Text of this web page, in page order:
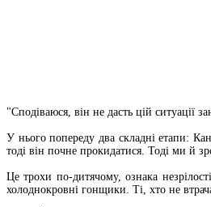
"Сподіваюся, він не дасть цій ситуації
У нього попереду два складні етапи:
тоді він почне прокидатися. Тоді ми й
Це трохи по-дитячому, ознака
холоднокровні гонщики. Ті, хто не